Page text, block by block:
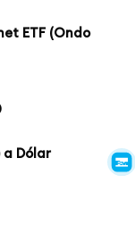
ETF (Ondo
a Dólar